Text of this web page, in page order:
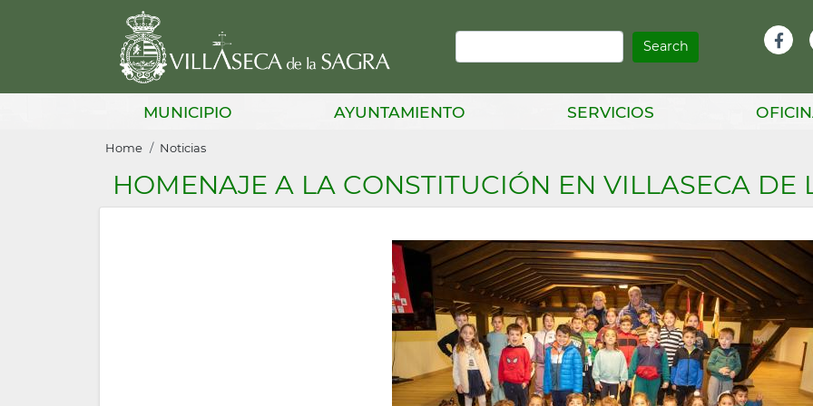
Search
MUNICIPIO AYUNTAMIENTO SERVICIOS
Breadcrumb
Home Noticias
HOMENAJE A LA CONSTITUCIÓN EN VILLASECA DE